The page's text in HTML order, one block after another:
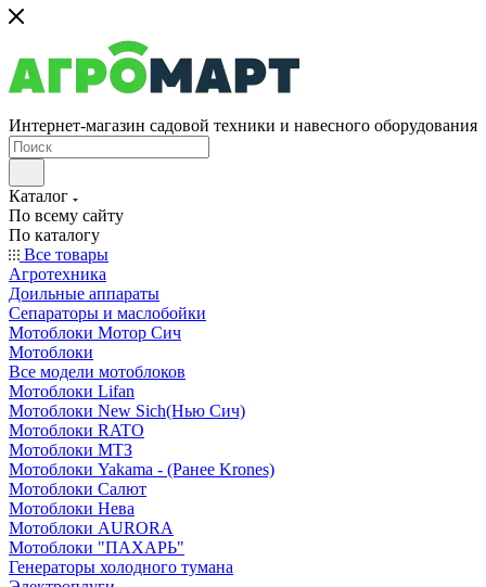
Интернет-магазин садовой техники и навесного оборудования
Каталог
По всему сайту
По каталогу
Все товары
Агротехника
Доильные аппараты
Сепараторы и маслобойки
Мотоблоки Мотор Сич
Мотоблоки
Все модели мотоблоков
Мотоблоки Lifan
Мотоблоки New Sich(Нью Сич)
Мотоблоки RATO
Мотоблоки МТЗ
Мотоблоки Yakama - (Ранее Krones)
Мотоблоки Салют
Мотоблоки Нева
Мотоблоки AURORA
Мотоблоки "ПАХАРЬ"
Генераторы холодного тумана